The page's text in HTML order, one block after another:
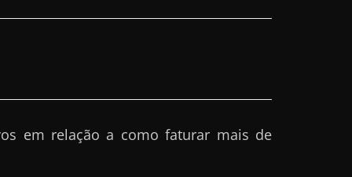
em relação a como faturar mais de